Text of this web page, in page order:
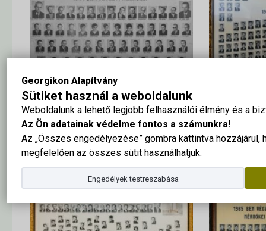
Georgikon Alapítvány
Sütiket használ a weboldalunk
Weboldalunk a lehető legjobb felhasználói élmény és a
Az Ön adatainak védelme fontos a számunkra!
Az „Összes engedélyezése” gombra kattintva hozzájárul,
megfelelően az összes sütit használhatjuk.
Engedélyek testreszabása
1968 – agrármérnök levelező
A tabló nagy méretben ide kattintva
megtekinthető
1967 –
A tabló nagy